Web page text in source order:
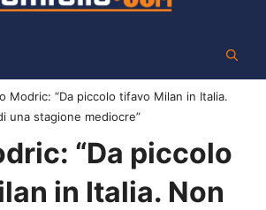
Modric: “Da piccolo tifavo Milan in Italia.
una stagione mediocre”
“Da piccolo
in Italia. Non